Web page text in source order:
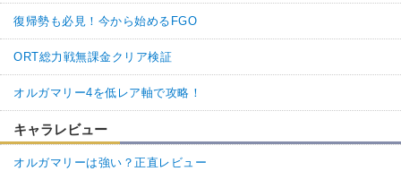
復帰勢も必見！今から始めるFGO
ORT総力戦無課金クリア検証
オルガマリー4を低レア軸で攻略！
キャラレビュー
オルガマリーは強い？正直レビュー